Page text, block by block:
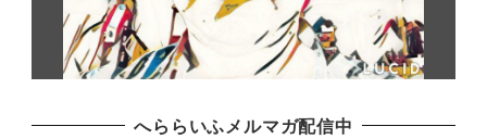
へららいふメルマガ配信中